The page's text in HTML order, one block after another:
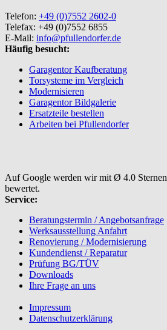
Telefon: +49 (0)7552 2602-0
Telefax: +49 (0)7552 6855
E-Mail: info@pfullendorfer.de
Häufig besucht:
Garagentor Kaufberatung
Torsysteme im Vergleich
Modernisieren
Garagentor Bildgalerie
Ersatzteile bestellen
Arbeiten bei Pfullendorfer
Auf Google werden wir mit Ø 4.0 Sternen
bewertet.
Service:
Beratungstermin / Angebotsanfrage
Werksausstellung Anfahrt
Renovierung / Modernisierung
Kundendienst / Reparatur
Prüfung BG/TÜV
Downloads
Ihre Frage an uns
Impressum
Datenschutzerklärung